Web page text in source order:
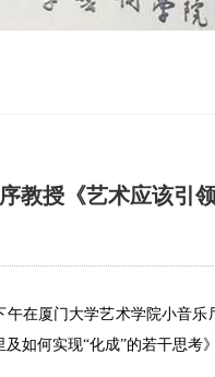
教授《艺术应该引
午在厦门大学艺术学院小音
如何实现“化成”的若干思考